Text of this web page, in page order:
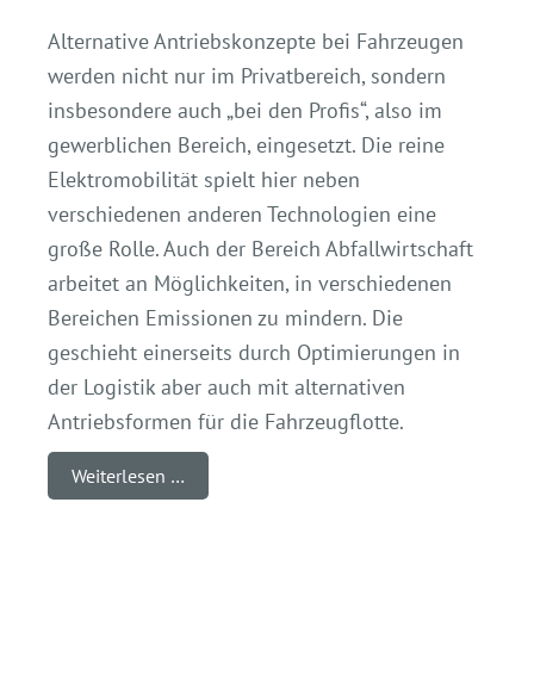
Alternative Antriebskonzepte bei Fahrzeugen
werden nicht nur im Privatbereich, sondern
insbesondere auch „bei den Profis“, also im
gewerblichen Bereich, eingesetzt. Die reine
Elektromobilität spielt hier neben
verschiedenen anderen Technologien eine
große Rolle. Auch der Bereich Abfallwirtschaft
arbeitet an Möglichkeiten, in verschiedenen
Bereichen Emissionen zu mindern. Die
geschieht einerseits durch Optimierungen in
der Logistik aber auch mit alternativen
Antriebsformen für die Fahrzeugflotte.
Weiterlesen …